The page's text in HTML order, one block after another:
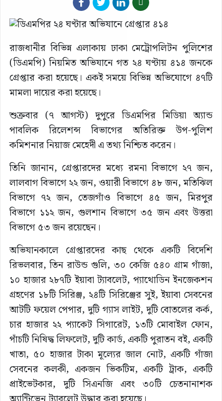
রাজধানীর বিভিন্ন এলাকায় ঢাকা মেট্রোপলিটন পুলিশের
(ডিএমপি) নিয়মিত অভিযানে গত ২৪ ঘণ্টায় ৪১৪ জনকে
গ্রেপ্তার করা হয়েছে। একই সময়ে বিভিন্ন অভিযোগে ৪৭টি
মামলা দায়ের করা হয়েছে।
শুক্রবার (৭ আগস্ট) দুপুরে ডিএমপির মিডিয়া অ্যান্ড
পাবলিক রিলেশন্স বিভাগের অতিরিক্ত উপ-পুলিশ
কমিশনার নিয়াজ মেহেদী এ তথ্য নিশ্চিত করেন।
তিনি জানান, গ্রেপ্তারদের মধ্যে রমনা বিভাগে ২৭ জন,
লালবাগ বিভাগে ২২ জন, ওয়ারী বিভাগে ৪৮ জন, মতিঝিল
বিভাগে ৭২ জন, তেজগাঁও বিভাগে ৪৫ জন, মিরপুর
বিভাগে ১১২ জন, গুলশান বিভাগে ৩৫ জন এবং উত্তরা
বিভাগে ৫৩ জন রয়েছেন।
অভিযানকালে গ্রেপ্তারদের কাছ থেকে একটি বিদেশি
রিভলবার, তিন রাউন্ড গুলি, ৩০ কেজি ৫৪০ গ্রাম গাঁজা,
১০ হাজার ২৮৭টি ইয়াবা ট্যাবলেট, প্যাথোডিন ইনজেকশন
গ্রহণের ১৮টি সিরিঞ্জ, ২৪টি সিরিঞ্জের সুই, ইয়াবা সেবনের
আটটি ফয়েল পেপার, দুটি গ্যাস লাইট, দুটি বোতলের কর্ক,
চার হাজার ২২ প্যাকেট সিগারেট, ১৩টি মোবাইল ফোন,
পাঁচটি নিষিদ্ধ লিফলেট, দুটি কার্ড, একটি পুরাতন বই, একটি
খাতা, ৫০ হাজার টাকা মূল্যের জাল নোট, একটি গাঁজা
সেবনের কলকী, একজন ভিকটিম, একটি ট্রাক, একটি
প্রাইভেটকার, দুটি সিএনজি এবং ৩০টি চেতনানাশক